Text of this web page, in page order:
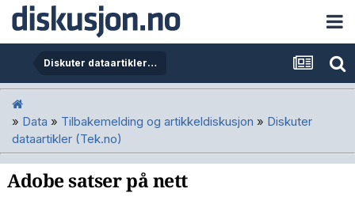
Diskuter dataartikler (Tek.no)
» Data » Tilbakemelding og artikkeldiskusjon » Diskuter
dataartikler (Tek.no)
Adobe satser på nett